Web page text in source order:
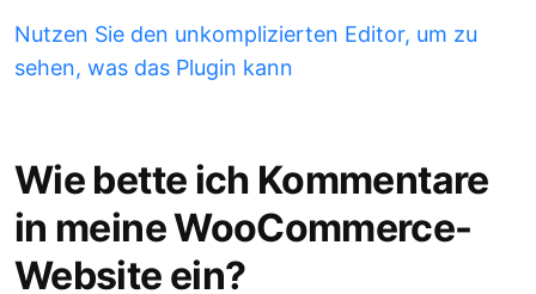
Nutzen Sie den unkomplizierten Editor, um zu
sehen, was das Plugin kann
Wie bette ich Kommentare
in meine WooCommerce-
Website ein?